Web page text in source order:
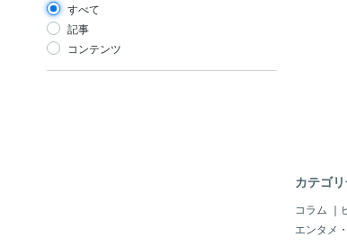
すべて
記事
コンテンツ
大福も実
はベテラ
っており
ながら、
って大人
カテゴ
コラム ｜
エンタメ